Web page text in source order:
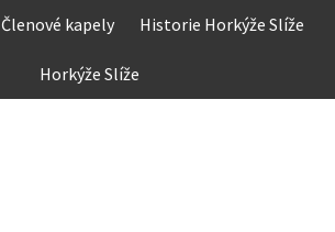
Členové kapely Historie Horkýže Slíže
Horkýže Slíže